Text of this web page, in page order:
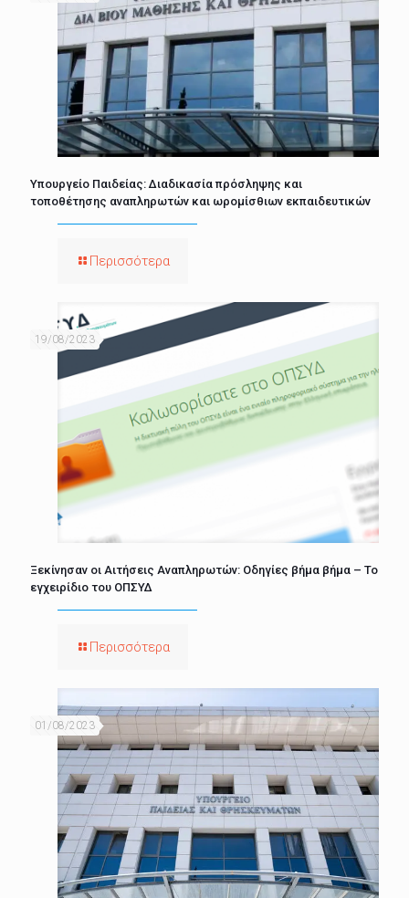
Υπουργείο Παιδείας: Διαδικασία πρόσληψης και
τοποθέτησης αναπληρωτών και ωρομίσθιων εκπαιδευτικών
Περισσότερα
19/08/2023
Ξεκίνησαν οι Αιτήσεις Αναπληρωτών: Οδηγίες βήμα βήμα – Το
εγχειρίδιο του ΟΠΣΥΔ
Περισσότερα
01/08/2023